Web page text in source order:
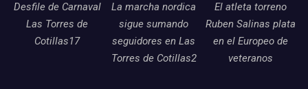
Desfile de Carnaval
Las Torres de
Cotillas17
La marcha nordica
sigue sumando
seguidores en Las
Torres de Cotillas2
El atleta torreno
Ruben Salinas plata
en el Europeo de
veteranos